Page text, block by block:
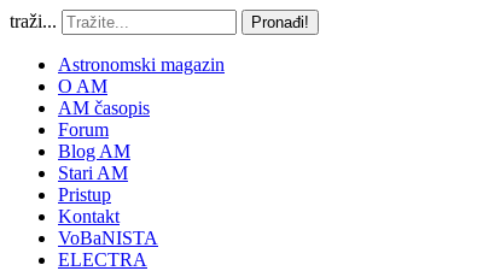
traži... Pronađi!
Astronomski magazin
O AM
AM časopis
Forum
Blog AM
Stari AM
Pristup
Kontakt
VoBaNISTA
ELECTRA